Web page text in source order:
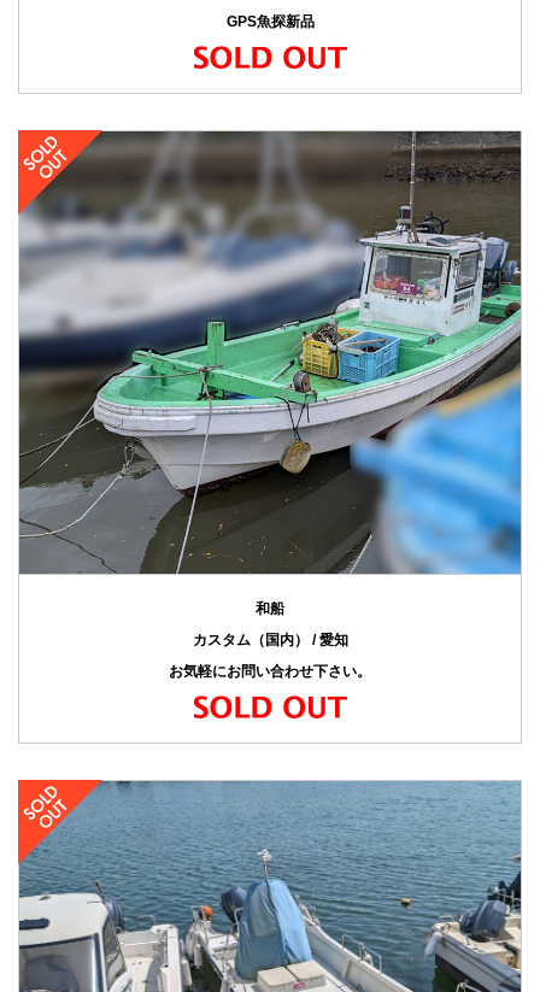
GPS魚探新品
和船
カスタム（国内） / 愛知
お気軽にお問い合わせ下さい。